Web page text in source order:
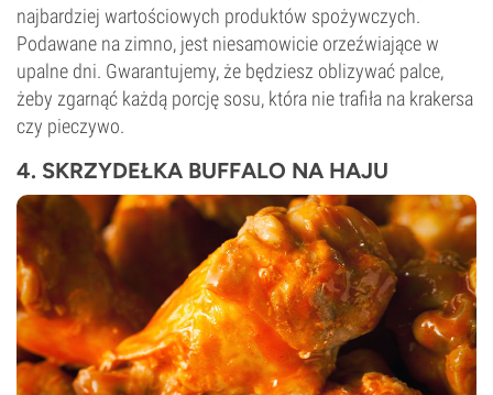
najbardziej wartościowych produktów spożywczych.
Podawane na zimno, jest niesamowicie orzeźwiające w
upalne dni. Gwarantujemy, że będziesz oblizywać palce,
żeby zgarnąć każdą porcję sosu, która nie trafiła na krakersa
czy pieczywo.
4. SKRZYDEŁKA BUFFALO NA HAJU